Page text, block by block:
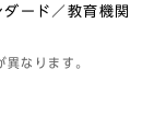
ード／教育機関
なります。